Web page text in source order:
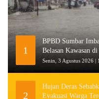
1
BPBD Sumbar
Belasan Kawasan
Senin, 3 Agustus 2026 |
2
Hujan Deras
Evakuasi Warga